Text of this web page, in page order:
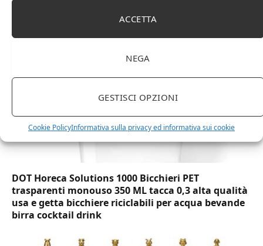
ACCETTA
NEGA
GESTISCI OPZIONI
Cookie PolicyInformativa sulla privacy ed informativa sui cookie
DOT Horeca Solutions 1000 Bicchieri PET
trasparenti monouso 350 ML tacca 0,3 alta qualità
usa e getta bicchiere riciclabili per acqua bevande
birra cocktail drink